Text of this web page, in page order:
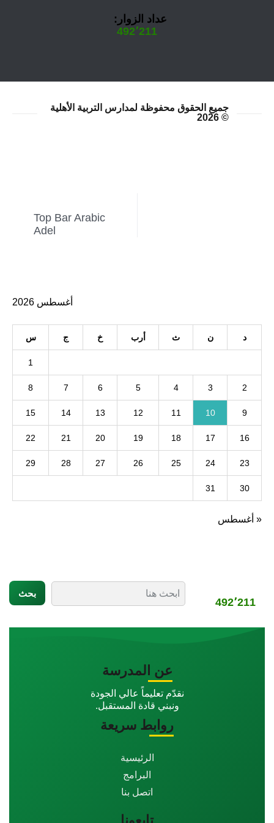
عداد الزوار:
492٬211
جميع الحقوق محفوظة لمدارس التربية الأهلية
© 2026
Top Bar Arabic
Adel
أغسطس 2026
أرب س
10
11
12
13
14
15
16
17
18
19
20
21
23
24
25
26
27
28
29
30
31
« أغسطس
492٬211
عن المدرسة
نقدّم تعليماً عالي الجودة
ونبني قادة المستقبل.
روابط سريعة
الرئيسية
البرامج
اتصل بنا